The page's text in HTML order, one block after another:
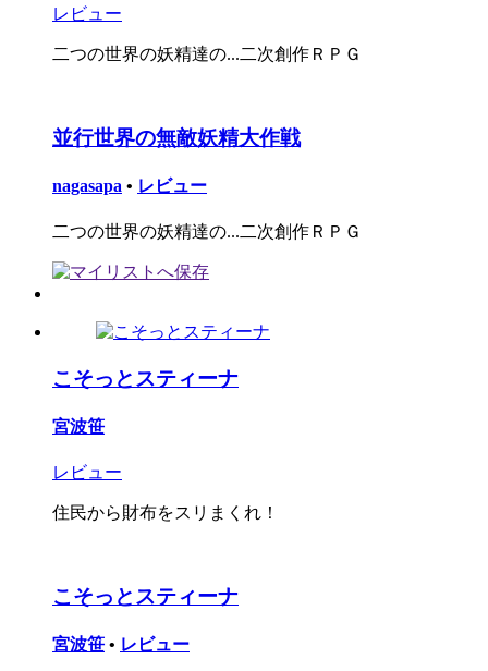
レビュー
二つの世界の妖精達の...二次創作ＲＰＧ
並行世界の無敵妖精大作戦
nagasapa • レビュー
二つの世界の妖精達の...二次創作ＲＰＧ
こそっとスティーナ
宮波笹
レビュー
住民から財布をスリまくれ！
こそっとスティーナ
宮波笹 • レビュー